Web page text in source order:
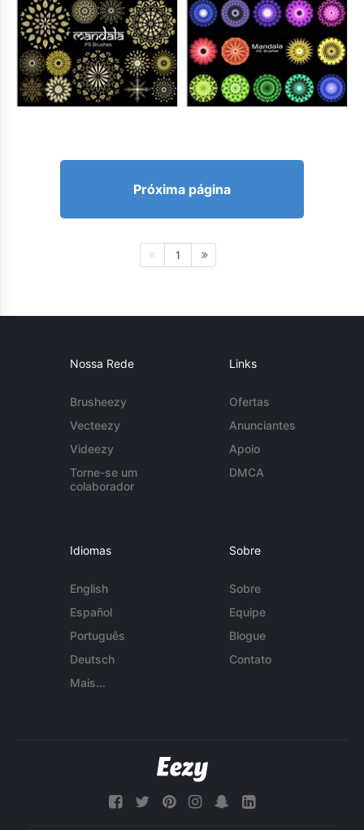
Próxima página
1
Nossa Rede
Brusheezy
Vecteezy
Videezy
Torne-se um
colaborador
Links
Ofertas
Anunciantes
Apoio
DMCA
Idiomas
English
Español
Português
Deutsch
Mais...
Sobre
Sobre
Equipe
Blogue
Contato